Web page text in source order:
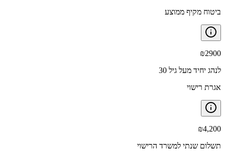
ביטוח מקיף ממוצע
₪2900
לנהג יחיד מעל גיל 30
אגרת רישוי
₪4,200
תשלום שנתי למשרד הרישוי